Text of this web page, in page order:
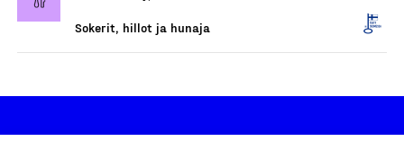
Sokerit, hillot ja hunaja